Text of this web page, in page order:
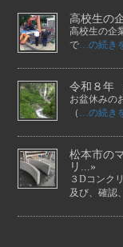
高校生の
高校生の企
で…の続き
令和８年
お盆休みの
（ …の続き
松本市の
リ...»
３Dコンク
及び、確認